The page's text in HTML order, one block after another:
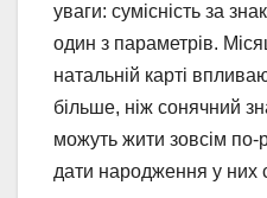
уваги: сумісність за
один з параметрів.
натальній карті
більше, ніж сонячний
можуть жити зовсім по-
дати народження у них